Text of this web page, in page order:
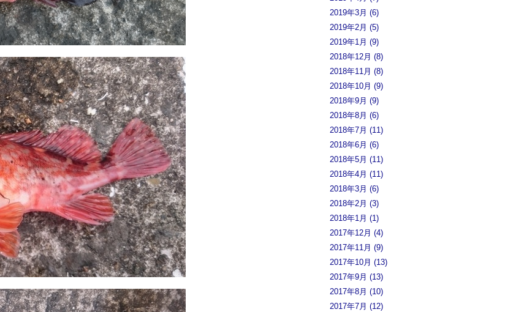
2019年3月 (6)
2019年2月 (5)
2019年1月 (9)
2018年12月 (8)
2018年11月 (8)
2018年10月 (9)
2018年9月 (9)
2018年8月 (6)
2018年7月 (11)
2018年6月 (6)
2018年5月 (11)
2018年4月 (11)
2018年3月 (6)
2018年2月 (3)
2018年1月 (1)
2017年12月 (4)
2017年11月 (9)
2017年10月 (13)
2017年9月 (13)
2017年8月 (10)
2017年7月 (12)